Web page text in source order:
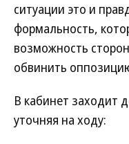
ситуации это и
формальность,
возможность
обвинить
В кабинет заходит
уточняя на ходу: